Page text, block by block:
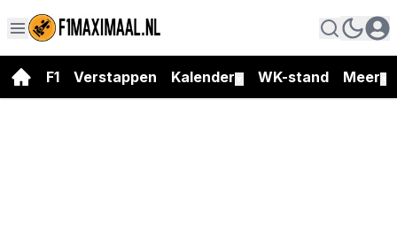
F1 Verstappen Kalender WK-stand Meer